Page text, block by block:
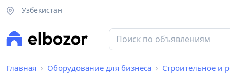
Узбекистан
Главная Оборудование для бизнеса Строительное и